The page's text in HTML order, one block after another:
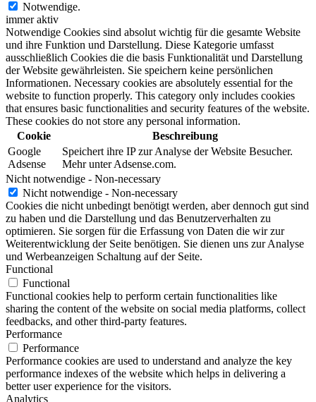
Notwendige.
immer aktiv
Notwendige Cookies sind absolut wichtig für die gesamte Website
und ihre Funktion und Darstellung. Diese Kategorie umfasst
ausschließlich Cookies die die basis Funktionalität und Darstellung
der Website gewährleisten. Sie speichern keine persönlichen
Informationen. Necessary cookies are absolutely essential for the
website to function properly. This category only includes cookies
that ensures basic functionalities and security features of the website.
These cookies do not store any personal information.
Cookie
Beschreibung
Google
Adsense
Speichert ihre IP zur Analyse der Website Besucher.
Mehr unter Adsense.com.
Nicht notwendige - Non-necessary
Nicht notwendige - Non-necessary
Cookies die nicht unbedingt benötigt werden, aber dennoch gut sind
zu haben und die Darstellung und das Benutzerverhalten zu
optimieren. Sie sorgen für die Erfassung von Daten die wir zur
Weiterentwicklung der Seite benötigen. Sie dienen uns zur Analyse
und Werbeanzeigen Schaltung auf der Seite.
Functional
Functional
Functional cookies help to perform certain functionalities like
sharing the content of the website on social media platforms, collect
feedbacks, and other third-party features.
Performance
Performance
Performance cookies are used to understand and analyze the key
performance indexes of the website which helps in delivering a
better user experience for the visitors.
Analytics